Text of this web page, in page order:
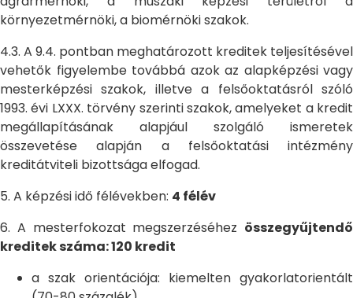
környezetmérnöki, a biomérnöki szakok.
4.3. A 9.4. pontban meghatározott kreditek teljesítésével
vehetők figyelembe továbbá azok az alapképzési vagy
mesterképzési szakok, illetve a felsőoktatásról szóló
1993. évi LXXX. törvény szerinti szakok, amelyeket a kredit
megállapításának alapjául szolgáló ismeretek
összevetése alapján a felsőoktatási intézmény
kreditátviteli bizottsága elfogad.
5. A képzési idő félévekben: 4 félév
6. A mesterfokozat megszerzéséhez összegyűjtendő
kreditek száma: 120 kredit
a szak orientációja: kiemelten gyakorlatorientált